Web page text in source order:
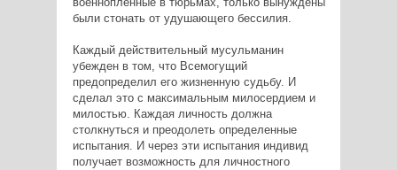
были стонать от удушающего бессилия.
Каждый действительный мусульманин
убежден в том, что Всемогущий
предопределил его жизненную судьбу. И
сделал это с максимальным милосердием и
милостью. Каждая личность должна
столкнуться и преодолеть определенные
испытания. И через эти испытания индивид
получает возможность для личностного